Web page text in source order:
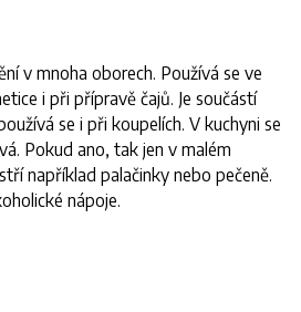
v mnoha oborech. Používá se ve
i při přípravě čajů. Je součástí
se i při koupelích. V kuchyni se
Pokud ano, tak jen v malém
například palačinky nebo pečeně.
nápoje.